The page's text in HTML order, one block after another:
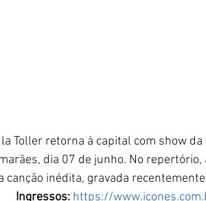
Toller retorna à capital com show
dia 07 de junho. No
canção inédita, gravada
Ingressos: https://